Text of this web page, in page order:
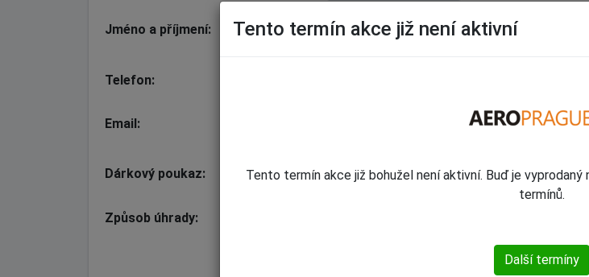
Tento termín akce již není aktivní
Tento termín akce již bohužel není aktivní. Buď je
termínů.
Další termíny
Jméno a příjmení
Telefon
Email
Dárkový poukaz Objednat dárkový poukaz. Poukaz vám zašleme
Způsob úhrady